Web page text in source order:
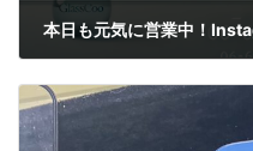
本日も元気に営業中！